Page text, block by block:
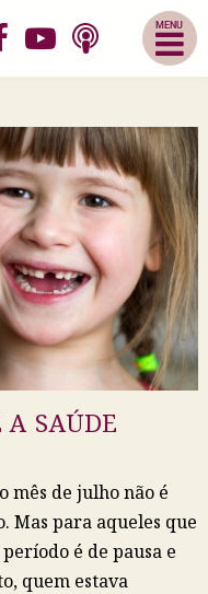
Abrir
Menu
Mobile
A SAÚDE
mês de julho não é
Mas para aqueles que
é de pausa e
quem estava